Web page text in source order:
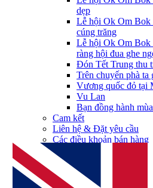
dẹp
Lễ hội Ok Om Bok
cúng trăng
Lễ hội Ok Om Bok
ràng hội đua ghe
Đón Tết Trung thu
Trên chuyến phà ta
Vương quốc đỏ tại
Vu Lan
Bạn đồng hành
Cam kết
Liên hệ & Đặt yêu cầu
Các điều khoản bán hàng
Chính sách dịch vụ